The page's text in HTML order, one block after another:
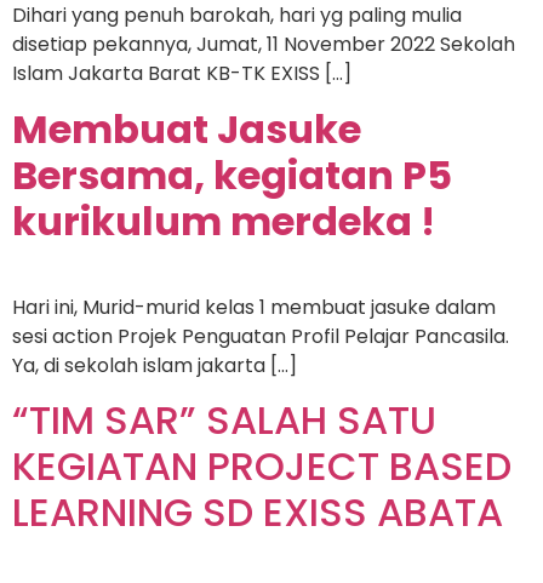
Dihari yang penuh barokah, hari yg paling mulia
disetiap pekannya, Jumat, 11 November 2022 Sekolah
Islam Jakarta Barat KB-TK EXISS […]
Membuat Jasuke
Bersama, kegiatan P5
kurikulum merdeka !
Hari ini, Murid-murid kelas 1 membuat jasuke dalam
sesi action Projek Penguatan Profil Pelajar Pancasila.
Ya, di sekolah islam jakarta […]
“TIM SAR” SALAH SATU
KEGIATAN PROJECT BASED
LEARNING SD EXISS ABATA